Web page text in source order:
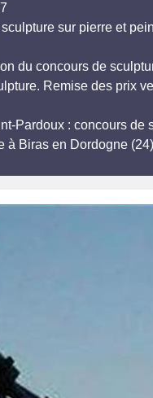
sur pierre et
du concours de
Remise des prix
Pardoux : concours de
Biras en Dordogne